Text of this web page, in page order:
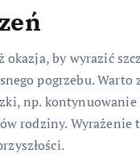
by wyrazić
pogrzebu. Warto
np. kontynuowanie
rodziny. Wyrażenie